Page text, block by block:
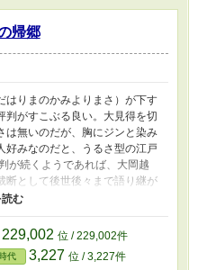
帰郷
りまのかみよりまさ）が下す
判がすこぶる良い。大見得を切
は無いのだが、胸にジンと染み
好みなのだと、うるさ型の江戸
続くようであれば、大岡越
断として後世後々まで語り継が
うでないかも知れない。 快
る市松だ。市松を殺したと思わ
仕立て職人である住吉だ。
市松に吉原へ売られて来た遊
229,002 位 / 229,002件
代 3,227 位 / 3,227件